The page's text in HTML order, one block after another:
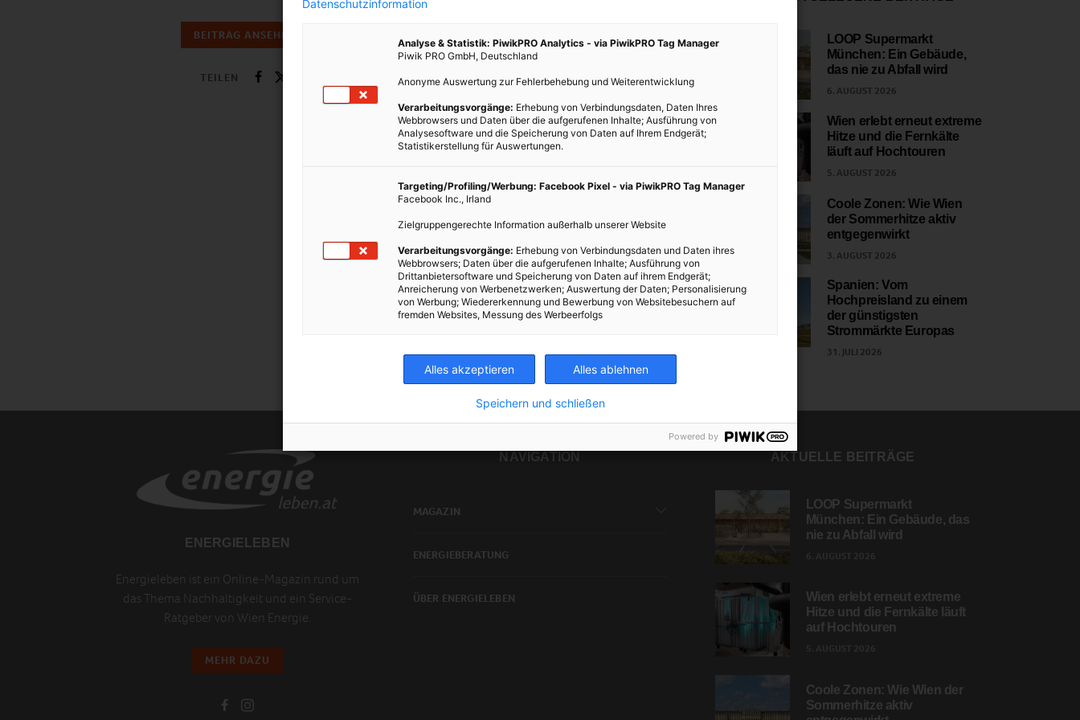
BEITRAG ANSEHEN
TEILEN
LOOP Supermarkt
München: Ein Gebäude,
das nie zu Abfall wird
6. AUGUST 2026
Wien erlebt erneut extreme
Hitze und die Fernkälte
läuft auf Hochtouren
5. AUGUST 2026
Coole Zonen: Wie Wien
der Sommerhitze aktiv
entgegenwirkt
3. AUGUST 2026
Spanien: Vom
Hochpreisland zu einem
der günstigsten
Strommärkte Europas
31. JULI 2026
ENERGIELEBEN
Energieleben ist ein Online-Magazin rund um
das Thema Nachhaltigkeit und ein Service-
Ratgeber von Wien Energie.
MEHR DAZU
NAVIGATION
MAGAZIN
ENERGIEBERATUNG
ÜBER ENERGIELEBEN
AKTUELLE BEITRÄGE
LOOP Supermarkt
München: Ein Gebäude, das
nie zu Abfall wird
Wien erlebt erneut extreme
Hitze und die Fernkälte läuft
auf Hochtouren
Coole Zonen: Wie Wien der
Sommerhitze aktiv
Datenschutzinformation
Analyse & Statistik: PiwikPRO Analytics - via PiwikPRO Tag Manager
Piwik PRO GmbH, Deutschland
Anonyme Auswertung zur Fehlerbehebung und Weiterentwicklung
Verarbeitungsvorgänge: Erhebung von Verbindungsdaten, Daten Ihres
Webbrowsers und Daten über die aufgerufenen Inhalte; Ausführung von
Analysesoftware und die Speicherung von Daten auf Ihrem Endgerät;
Statistikerstellung für Auswertungen.
Targeting/Profiling/Werbung: Facebook Pixel - via PiwikPRO Tag Manager
Facebook Inc., Irland
Zielgruppengerechte Information außerhalb unserer Website
Verarbeitungsvorgänge: Erhebung von Verbindungsdaten und Daten ihres
Webbrowsers; Daten über die aufgerufenen Inhalte; Ausführung von
Drittanbietersoftware und Speicherung von Daten auf ihrem Endgerät;
Anreicherung von Werbenetzwerken; Auswertung der Daten; Personalisierung
von Werbung; Wiedererkennung und Bewerbung von Websitebesuchern auf
fremden Websites, Messung des Werbeerfolgs
Alles akzeptieren Alles ablehnen
Speichern und schließen
Powered by